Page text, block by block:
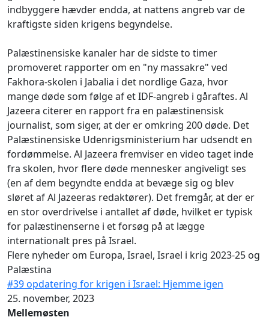
indbyggere hævder endda, at nattens angreb var de
kraftigste siden krigens begyndelse.
Palæstinensiske kanaler har de sidste to timer
promoveret rapporter om en "ny massakre" ved
Fakhora-skolen i Jabalia i det nordlige Gaza, hvor
mange døde som følge af et IDF-angreb i gåraftes. Al
Jazeera citerer en rapport fra en palæstinensisk
journalist, som siger, at der er omkring 200 døde. Det
Palæstinensiske Udenrigsministerium har udsendt en
fordømmelse. Al Jazeera fremviser en video taget inde
fra skolen, hvor flere døde mennesker angiveligt ses
(en af dem begyndte endda at bevæge sig og blev
sløret af Al Jazeeras redaktører). Det fremgår, at der er
en stor overdrivelse i antallet af døde, hvilket er typisk
for palæstinenserne i et forsøg på at lægge
internationalt pres på Israel.
Flere nyheder om Europa, Israel, Israel i krig 2023-25 og
Palæstina
#39 opdatering for krigen i Israel: Hjemme igen
25. november, 2023
Mellemøsten